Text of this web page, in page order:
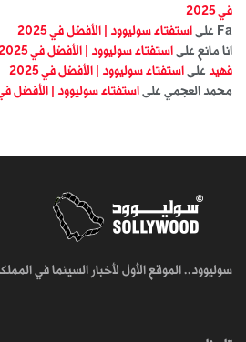
في 2025
Fa على استفتاء سوليوود | الأفضل في 2025
انا مانع على استفتاء سوليوود | الأفضل في 2025
فهيد على استفتاء سوليوود | الأفضل في 2025
محمد العجمي على استفتاء سوليوود | الأفضل في
سوليوود.. الموقع الأول لأخبار السينما في